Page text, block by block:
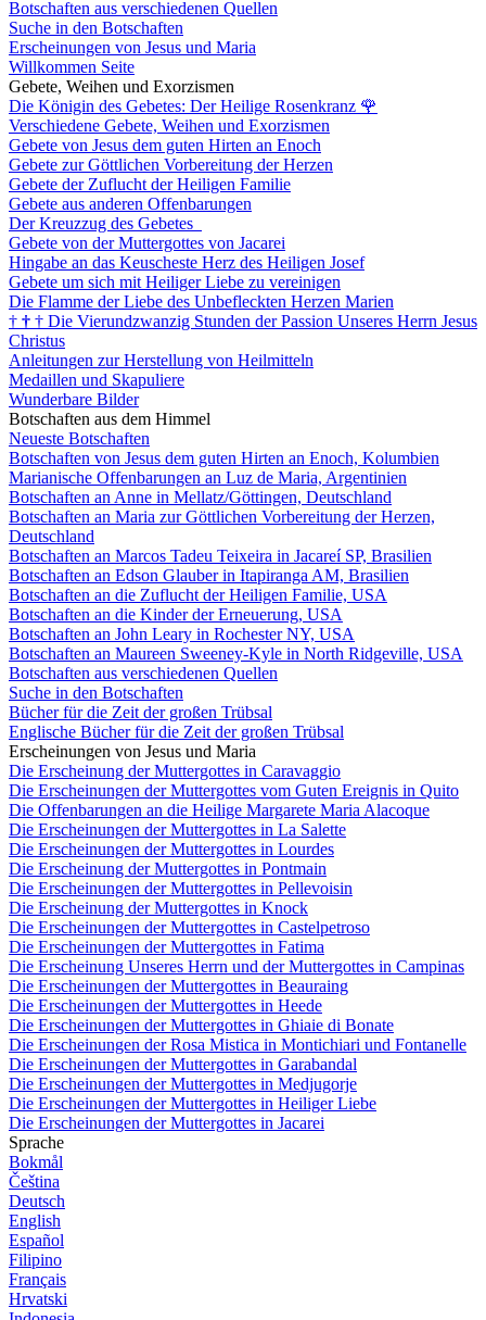
Botschaften aus verschiedenen Quellen
Suche in den Botschaften
Erscheinungen von Jesus und Maria
Willkommen Seite
Gebete, Weihen und Exorzismen
Die Königin des Gebetes: Der Heilige Rosenkranz 🌹
Verschiedene Gebete, Weihen und Exorzismen
Gebete von Jesus dem guten Hirten an Enoch
Gebete zur Göttlichen Vorbereitung der Herzen
Gebete der Zuflucht der Heiligen Familie
Gebete aus anderen Offenbarungen
Der Kreuzzug des Gebetes
Gebete von der Muttergottes von Jacarei
Hingabe an das Keuscheste Herz des Heiligen Josef
Gebete um sich mit Heiliger Liebe zu vereinigen
Die Flamme der Liebe des Unbefleckten Herzen Marien
† † † Die Vierundzwanzig Stunden der Passion Unseres Herrn Jesus
Christus
Anleitungen zur Herstellung von Heilmitteln
Medaillen und Skapuliere
Wunderbare Bilder
Botschaften aus dem Himmel
Neueste Botschaften
Botschaften von Jesus dem guten Hirten an Enoch, Kolumbien
Marianische Offenbarungen an Luz de Maria, Argentinien
Botschaften an Anne in Mellatz/Göttingen, Deutschland
Botschaften an Maria zur Göttlichen Vorbereitung der Herzen,
Deutschland
Botschaften an Marcos Tadeu Teixeira in Jacareí SP, Brasilien
Botschaften an Edson Glauber in Itapiranga AM, Brasilien
Botschaften an die Zuflucht der Heiligen Familie, USA
Botschaften an die Kinder der Erneuerung, USA
Botschaften an John Leary in Rochester NY, USA
Botschaften an Maureen Sweeney-Kyle in North Ridgeville, USA
Botschaften aus verschiedenen Quellen
Suche in den Botschaften
Bücher für die Zeit der großen Trübsal
Englische Bücher für die Zeit der großen Trübsal
Erscheinungen von Jesus und Maria
Die Erscheinung der Muttergottes in Caravaggio
Die Erscheinungen der Muttergottes vom Guten Ereignis in Quito
Die Offenbarungen an die Heilige Margarete Maria Alacoque
Die Erscheinungen der Muttergottes in La Salette
Die Erscheinungen der Muttergottes in Lourdes
Die Erscheinung der Muttergottes in Pontmain
Die Erscheinungen der Muttergottes in Pellevoisin
Die Erscheinung der Muttergottes in Knock
Die Erscheinungen der Muttergottes in Castelpetroso
Die Erscheinungen der Muttergottes in Fatima
Die Erscheinung Unseres Herrn und der Muttergottes in Campinas
Die Erscheinungen der Muttergottes in Beauraing
Die Erscheinungen der Muttergottes in Heede
Die Erscheinungen der Muttergottes in Ghiaie di Bonate
Die Erscheinungen der Rosa Mistica in Montichiari und Fontanelle
Die Erscheinungen der Muttergottes in Garabandal
Die Erscheinungen der Muttergottes in Medjugorje
Die Erscheinungen der Muttergottes in Heiliger Liebe
Die Erscheinungen der Muttergottes in Jacarei
Sprache
Bokmål
Čeština
Deutsch
English
Español
Filipino
Français
Hrvatski